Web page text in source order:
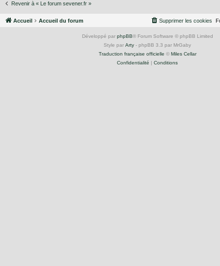
Revenir à « Le forum sevener.fr »
Accueil Accueil du forum Supprimer les cookies
Développé par phpBB® Forum Software © phpBB Limited
Style par Arty - phpBB 3.3 par MrGaby
Traduction française officielle © Miles Cellar
Confidentialité | Conditions